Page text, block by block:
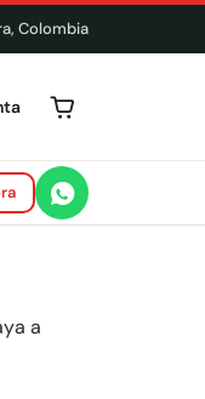
Colombia
Tu carrito está
a